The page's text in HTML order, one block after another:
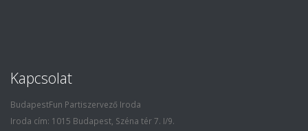
Kapcsolat
BudapestFun Partiszervező Iroda
Iroda cím: 1015 Budapest, Széna tér 7. I/9.